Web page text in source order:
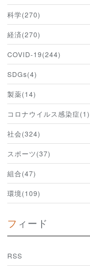
科学(270)
経済(270)
COVID-19(244)
SDGs(4)
製薬(14)
コロナウイルス感染症(1)
社会(324)
スポーツ(37)
組合(47)
環境(109)
フィード
RSS